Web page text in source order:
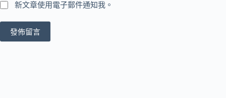
新文章使用電子郵件通知我。
發佈留言